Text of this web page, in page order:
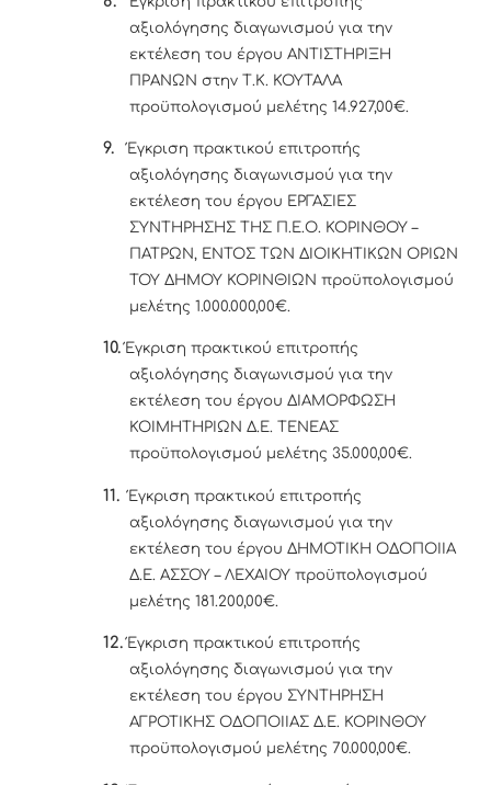
αξιολόγησης διαγωνισμού για την
εκτέλεση του έργου ΑΝΤΙΣΤΗΡΙΞΗ
ΠΡΑΝΩΝ στην Τ.Κ. ΚΟΥΤΑΛΑ
προϋπολογισμού μελέτης 14.927,00€.
9.
Έγκριση πρακτικού επιτροπής
αξιολόγησης διαγωνισμού για την
εκτέλεση του έργου ΕΡΓΑΣΙΕΣ
ΣΥΝΤΗΡΗΣΗΣ ΤΗΣ Π.Ε.Ο. ΚΟΡΙΝΘΟΥ –
ΠΑΤΡΩΝ, ΕΝΤΟΣ ΤΩΝ ΔΙΟΙΚΗΤΙΚΩΝ ΟΡΙΩΝ
ΤΟΥ ΔΗΜΟΥ ΚΟΡΙΝΘΙΩΝ προϋπολογισμού
μελέτης 1.000.000,00€.
10. Έγκριση πρακτικού επιτροπής
αξιολόγησης διαγωνισμού για την
εκτέλεση του έργου ΔΙΑΜΟΡΦΩΣΗ
ΚΟΙΜΗΤΗΡΙΩΝ Δ.Ε. ΤΕΝΕΑΣ
προϋπολογισμού μελέτης 35.000,00€.
11. Έγκριση πρακτικού επιτροπής
αξιολόγησης διαγωνισμού για την
εκτέλεση του έργου ΔΗΜΟΤΙΚΗ ΟΔΟΠΟΙΙΑ
Δ.Ε. ΑΣΣΟΥ – ΛΕΧΑΙΟΥ προϋπολογισμού
μελέτης 181.200,00€.
12. Έγκριση πρακτικού επιτροπής
αξιολόγησης διαγωνισμού για την
εκτέλεση του έργου ΣΥΝΤΗΡΗΣΗ
ΑΓΡΟΤΙΚΗΣ ΟΔΟΠΟΙΙΑΣ Δ.Ε. ΚΟΡΙΝΘΟΥ
προϋπολογισμού μελέτης 70.000,00€.